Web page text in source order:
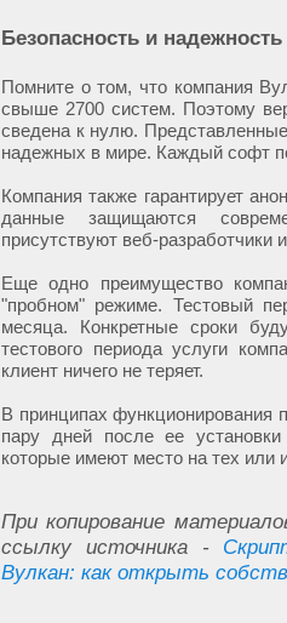
Безопасность и надежность
Помните о том, что компания
свыше 2700 систем. Поэтому
сведена к нулю.
надежных в мире. Каждый софт
Компания также гарантирует
данные защищаются
присутствуют веб-разработчики
Еще одно преимущество
"пробном" режиме. Тестовый
месяца. Конкретные сроки
тестового периода услуги
клиент ничего не теряет.
В принципах функционирования
пару дней после ее
которые имеют место на тех или
При копирование
ссылку источника -
Вулкан: как открыть